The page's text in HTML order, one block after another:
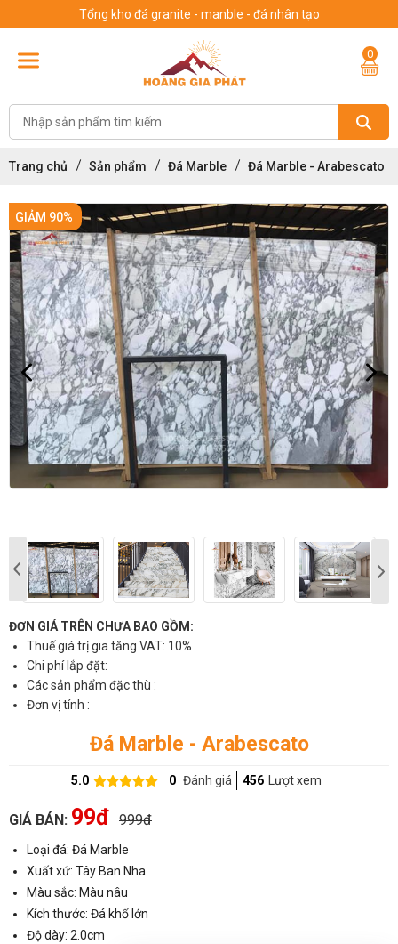
Tổng kho đá granite - manble - đá nhân tạo
0
Trang chủ Sản phẩm Đá Marble Đá Marble - Arabescato
GIẢM 90%
ĐƠN GIÁ TRÊN CHƯA BAO GỒM:
Thuế giá trị gia tăng VAT: 10%
Chi phí lắp đặt:
Các sản phẩm đặc thù :
Đơn vị tính :
Đá Marble - Arabescato
5.0 0 Đánh giá 456 Lượt xem
GIÁ BÁN: 99đ 999đ
Loại đá: Đá Marble
Xuất xứ: Tây Ban Nha
Màu sắc: Màu nâu
Kích thước: Đá khổ lớn
Độ dày: 2.0cm